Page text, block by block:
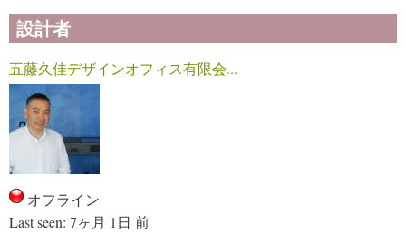
設計者
五藤久佳デザインオフィス有限会...
オフライン
Last seen: 7ヶ月 1日 前